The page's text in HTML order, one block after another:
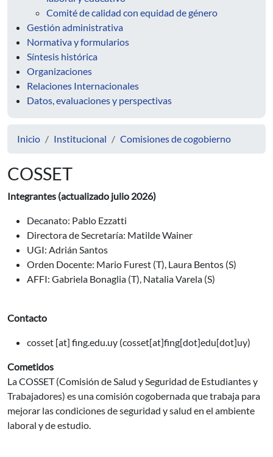
Comité de calidad con equidad de género
Gestión administrativa
Normativa y formularios
Síntesis histórica
Organizaciones
Relaciones Internacionales
Datos, evaluaciones y perspectivas
Inicio Institucional Comisiones de cogobierno
COSSET
Integrantes (actualizado julio 2026)
Decanato: Pablo Ezzatti
Directora de Secretaría: Matilde Wainer
UGI: Adrián Santos
Orden Docente: Mario Furest (T), Laura Bentos (S)
AFFI: Gabriela Bonaglia (T), Natalia Varela (S)
Contacto
cosset [at] fing.edu.uy (cosset[at]fing[dot]edu[dot]uy)
Cometidos
La COSSET (Comisión de Salud y Seguridad de Estudiantes y
Trabajadores) es una comisión cogobernada que trabaja para
mejorar las condiciones de seguridad y salud en el ambiente
laboral y de estudio.